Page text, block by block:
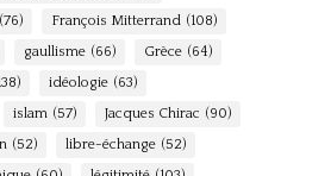
(76) François Mitterrand (108)
gaullisme (66) Grèce (64)
idéologie (63)
islam (57) Jacques Chirac (90)
(52) libre-échange (52)